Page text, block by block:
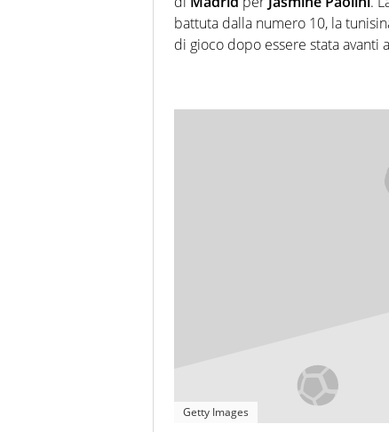
battuta dalla numero 10, la
di gioco dopo essere stata avanti
Getty Images